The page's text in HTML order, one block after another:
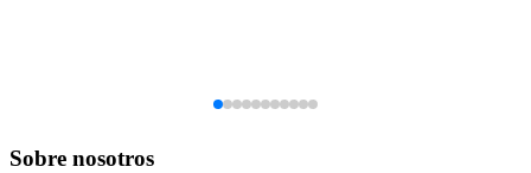
Sobre nosotros